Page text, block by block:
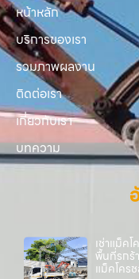
หน้าหลัก
บริการของเรา
รวมภาพผลงาน
ติดต่อเรา
เกี่ยวกับเรา
บทความ
เช่าแม็ค
พื้นที่รกร้
แม็คโคร